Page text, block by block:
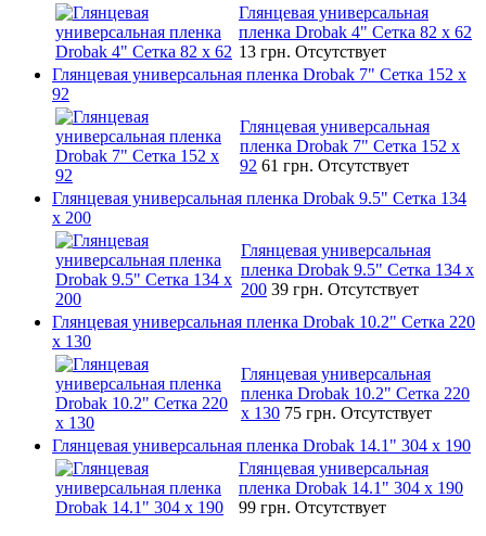
Глянцевая универсальная
пленка Drobak 4" Сетка 82 x 62
13 грн. Отсутствует
Глянцевая универсальная пленка Drobak 7" Сетка 152 x
92
Глянцевая универсальная
пленка Drobak 7" Сетка 152 x
92 61 грн. Отсутствует
Глянцевая универсальная пленка Drobak 9.5" Сетка 134
x 200
Глянцевая универсальная
пленка Drobak 9.5" Сетка 134 x
200 39 грн. Отсутствует
Глянцевая универсальная пленка Drobak 10.2" Сетка 220
x 130
Глянцевая универсальная
пленка Drobak 10.2" Сетка 220
x 130 75 грн. Отсутствует
Глянцевая универсальная пленка Drobak 14.1" 304 х 190
Глянцевая универсальная
пленка Drobak 14.1" 304 х 190
99 грн. Отсутствует